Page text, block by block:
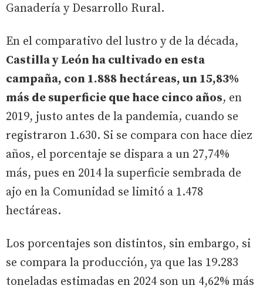
Ganadería y Desarrollo Rural.
En el comparativo del lustro y de la década,
Castilla y León ha cultivado en esta
campaña, con 1.888 hectáreas, un 15,83%
más de superficie que hace cinco años, en
2019, justo antes de la pandemia, cuando se
registraron 1.630. Si se compara con hace diez
años, el porcentaje se dispara a un 27,74%
más, pues en 2014 la superficie sembrada de
ajo en la Comunidad se limitó a 1.478
hectáreas.
Los porcentajes son distintos, sin embargo, si
se compara la producción, ya que las 19.283
toneladas estimadas en 2024 son un 4,62% más